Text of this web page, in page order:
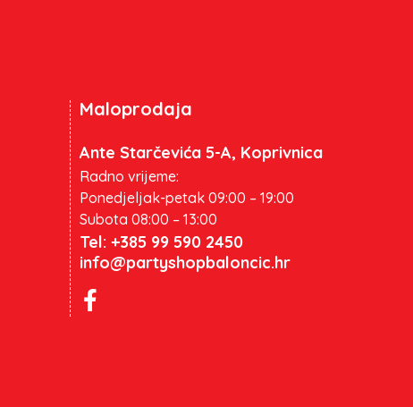
Maloprodaja
Ante Starčevića 5-A, Koprivnica
Radno vrijeme:
Ponedjeljak-petak 09:00 – 19:00
Subota 08:00 – 13:00
Tel: +385 99 590 2450
info@partyshopbaloncic.hr